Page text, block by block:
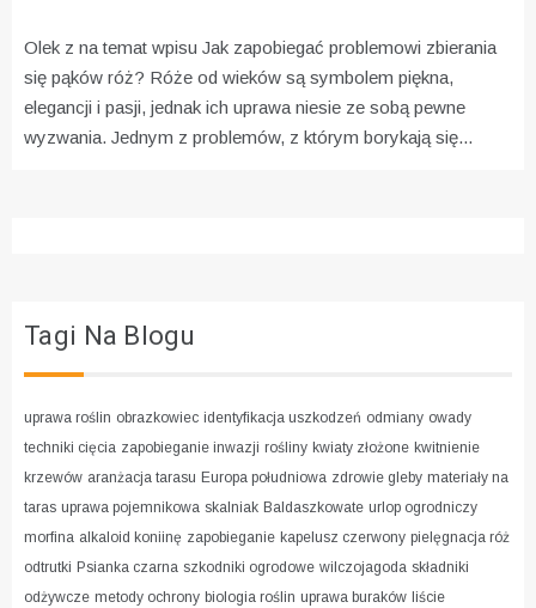
Olek z na temat wpisu Jak zapobiegać problemowi zbierania
się pąków róż? Róże od wieków są symbolem piękna,
elegancji i pasji, jednak ich uprawa niesie ze sobą pewne
wyzwania. Jednym z problemów, z którym borykają się...
Tagi Na Blogu
uprawa roślin obrazkowiec identyfikacja uszkodzeń odmiany owady
techniki cięcia zapobieganie inwazji rośliny kwiaty złożone kwitnienie
krzewów aranżacja tarasu Europa południowa zdrowie gleby materiały na
taras uprawa pojemnikowa skalniak Baldaszkowate urlop ogrodniczy
morfina alkaloid koniinę zapobieganie kapelusz czerwony pielęgnacja róż
odtrutki Psianka czarna szkodniki ogrodowe wilczojagoda składniki
odżywcze metody ochrony biologia roślin uprawa buraków liście